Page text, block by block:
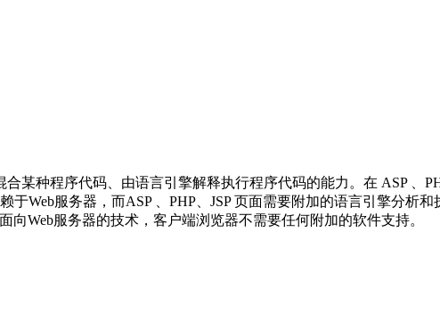
某种程序代码、由语言引擎解释执行程序代码的能力。在 ASP 、
Web服务器，而ASP 、PHP、JSP 页面需要附加的语言引擎分析
Web服务器的技术，客户端浏览器不需要任何附加的软件支持。